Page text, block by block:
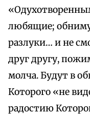
любящие;
разлуки… и не
друг другу,
молча. Будут в
Которого «не
радостию